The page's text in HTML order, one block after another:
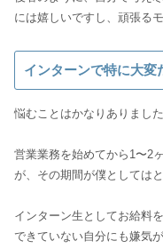
インターンで特に大変
悩むことはかなりありました
営業業務を始めてから1〜2
が、その期間が僕としては
インターン生としてお給料
できていない自分にも嫌気